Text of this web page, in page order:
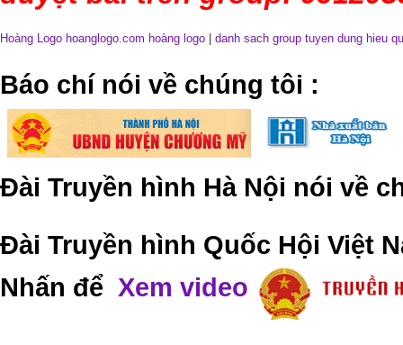
Hoàng Logo hoanglogo.com hoàng logo danh sach group tuyen dung hieu
​Báo chí nói về chúng tôi :
Đài Truyền hình Hà Nội nói về
Đài Truyền hình Quốc Hội Việt
Nhấn để Xem video